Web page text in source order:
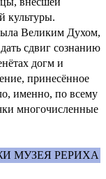
культуры.
Великим Духом,
сдвиг сознанию
догм и
принесённое
именно, по всему
многочисленные
МУЗЕЯ РЕРИХА